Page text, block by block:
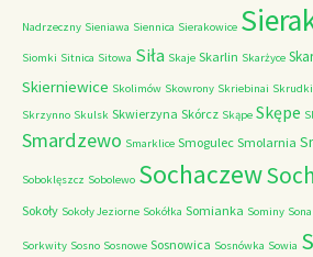
Nadrzeczny Sieniawa Siennica Sierakowice
Siomki Sitnica Sitowa Siła Skaje Skarlin Skarżyce
Skierniewice Skolimów Skowrony Skriebinai Skrudki
Skrzynno Skulsk Skwierzyna Skórcz Skąpe Skępe
Smardzewo Smarklice Smogulec Smolarnia
Soboklęszcz Sobolewo Sochaczew
Sokoły Sokoły Jeziorne Sokółka Somianka Sominy Sona
Sorkwity Sosno Sosnowe Sosnowica Sosnówka Sowia